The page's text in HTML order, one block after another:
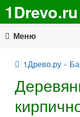
1Drevo.ru
Меню
1Древо.ру «